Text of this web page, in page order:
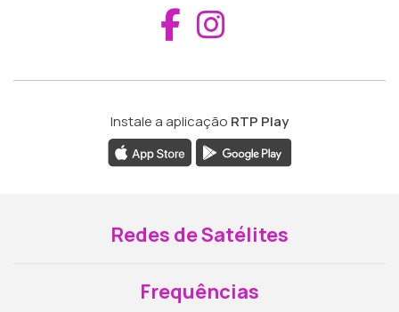
Aceder ao
Instale a aplicação RTP Play
Redes de Satélites
Frequências